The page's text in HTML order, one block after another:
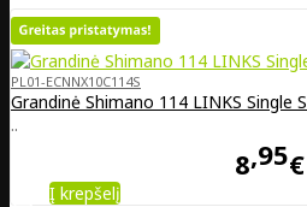
PL01-ECNNX10C114S
Grandinė Shimano 114 LINKS Single
..
8 95€
Į krepšelį